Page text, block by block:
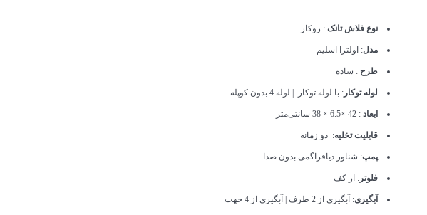
نوع فلاش تانک : روکار
مدل: اولترا اسلیم
طرح : ساده
لوله توکار : با لوله توکار | لوله 4 بدون کوپله
ابعاد : 42 ×6.5 × 38 سانتی‌متر
قابلیت تخلیه: دو زمانه
پمپ: شناور دیافراگمی بدون صدا
فلوتر : از کف
آبگیری: آبگیری از 2 طرف | آبگیری از 4 جهت